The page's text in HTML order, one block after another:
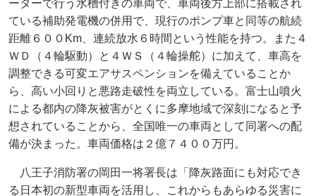
ーターで行う水槽付きの車両で、車両後方上部に搭載され
ている補助発電機の併用で、現行のポンプ車と同等の航続
距離６００Km、連続放水６時間という性能を持つ。また４
ＷＤ（４輪駆動）と４ＷＳ（４輪操舵）に加えて、車高を
調整できる可変エアサスペンションを備えていることか
ら、高い小回りと悪路走破性を両立している。富士山噴火
による都内の降灰被害がとくに多摩地域で深刻になると予
想されていることから、全国唯一の車両として同署への配
備が決まった。車両価格は２億７４００万円。
八王子消防署の岡田一将署長は「降灰路面にも対応でき
る日本初の新型車両を活用し、これからもあらゆる災害に